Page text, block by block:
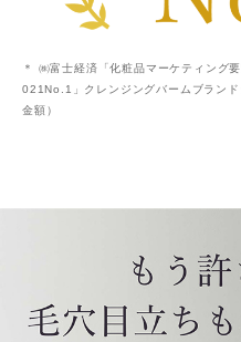
＊ ㈱富士経済「化粧品マーケティン
021No.1」クレンジングバームブラン
金額）